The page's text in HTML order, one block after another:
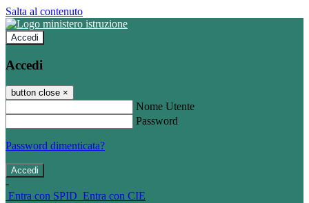
Salta al contenuto
Accedi
Accedi
button close ×
Nome Utente
Password
Password dimenticata?
-
Entra con SPID Entra con CIE